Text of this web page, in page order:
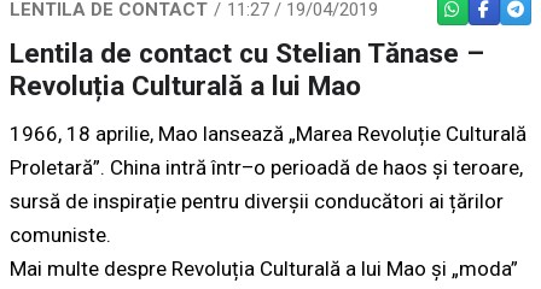
LENTILA DE CONTACT 11:27 / 19/04/2019 WHATSAPP
Lentila de contact cu Stelian Tănase –
Revoluția Culturală a lui Mao
1966, 18 aprilie, Mao lansează „Marea Revoluție Culturală
Proletară”. China intră într–o perioadă de haos și teroare,
sursă de inspirație pentru diverșii conducători ai țărilor
comuniste.
Mai multe despre Revoluția Culturală a lui Mao și „moda”